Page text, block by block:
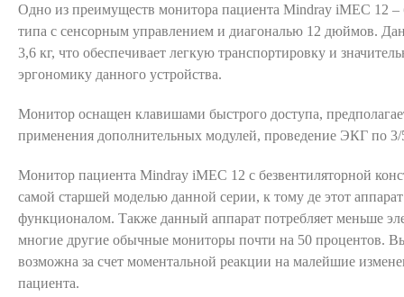
Одно из преимуществ монитора пациента Mindray iMEC 12 –
типа с сенсорным управлением и диагональю 12 дюймов.
3,6 кг, что обеспечивает легкую транспортировку и
эргономику данного устройства.
Монитор оснащен клавишами быстрого доступа,
применения дополнительных модулей, проведение ЭКГ по 3/
Монитор пациента Mindray iMEC 12 с безвентиляторной
самой старшей моделью данной серии, к тому де этот
функционалом. Также данный аппарат потребляет меньше
многие другие обычные мониторы почти на 50 процентов.
возможна за счет моментальной реакции на малейшие
пациента.